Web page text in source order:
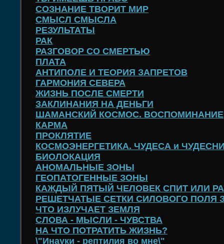
СОЗНАНИЕ ТВОРИТ МИР
СМЫСЛ СМЫСЛА
РЕЗУЛЬТАТЫ
РАК
РАЗГОВОР СО СМЕРТЬЮ
ПЛАТА
АНТИПОЛЕ И ТЕОРИЯ ЗАПРЕТОВ
ГАРМОНИЯ СЕВЕРА
ЖИЗНЬ ПОСЛЕ СМЕРТИ
ЗАКЛИНАНИЯ НА ДЕНЬГИ
ШАМАНСКИЙ КОСМОС. ВОСПОМИНАНИЕ
КАРМА
ПРОКЛЯТИЕ
КОСМОЭНЕРГЕТИКА. ЧУДЕСА и
БИОЛОКАЦИЯ
АНОМАЛЬНЫЕ ЗОНЫ
ГЕОПАТОГЕННЫЕ ЗОНЫ
КАЖДЫЙ ПЯТЫЙ ЧЕЛОВЕК СПИТ ИЛИ
РЕШЕТЧАТЫЕ СЕТКИ СИЛОВОГО ПОЛЯ
ЧТО ИЗЛУЧАЕТ ЗЕМЛЯ
СЛОВА - МЫСЛИ - ЧУВСТВА
НА ЧТО ПОТРАТИТЬ ЖИЗНЬ?
\"Инауки - рептилия во мне\"